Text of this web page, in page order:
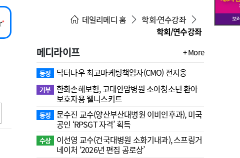
지침·기준·평가 약제급여 심사 결과
데일리메디 홈
학회·연수강좌
학회/연수강좌
메디라이프 + More
동정 닥터나우 최고마케팅책임자(CMO) 전지웅
기부 한화손해보험, 고대안암병원 소아청소년 환아
보호자용 웰니스키트
동정
문수진 교수( 양산부산대병원 이비인후과), 미국
공인 ‘RPSGT 자격’ 획득
수상
이선영 교수(건국대병원 소화기내과), 스프링거
네이처 ‘2026년 편집 공로상’